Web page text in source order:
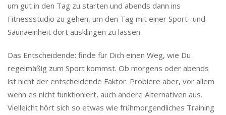
um gut in den Tag zu starten und abends dann ins
Fitnessstudio zu gehen, um den Tag mit einer Sport- und
Saunaeinheit dort ausklingen zu lassen.
Das Entscheidende: finde für Dich einen Weg, wie Du
regelmäßig zum Sport kommst. Ob morgens oder abends
ist nicht der entscheidende Faktor. Probiere aber, vor allem
wenn es nicht funktioniert, auch andere Alternativen aus.
Vielleicht hört sich so etwas wie frühmorgendliches Training